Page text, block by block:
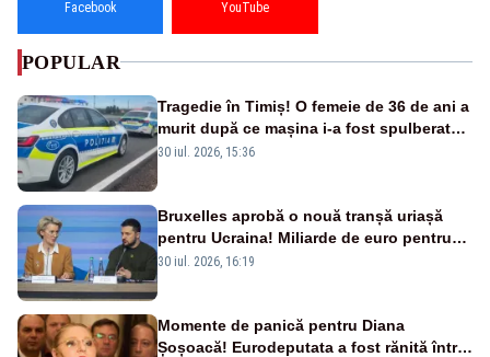
Facebook YouTube
POPULAR
Tragedie în Timiș! O femeie de 36 de ani a
murit după ce mașina i-a fost spulberată
de tren
30 iul. 2026, 15:36
Bruxelles aprobă o nouă tranșă uriașă
pentru Ucraina! Miliarde de euro pentru
armament și apărare
30 iul. 2026, 16:19
Momente de panică pentru Diana
Șoșoacă! Eurodeputata a fost rănită într-